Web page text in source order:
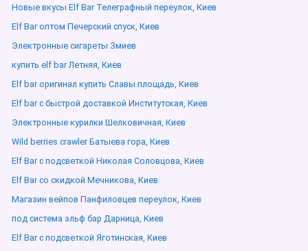
Новые вкусы Elf Bar Телеграфный переулок, Киев
Elf Bar оптом Печерский спуск, Киев
Электронные сигареты Змиев
купить elf bar Летняя, Киев
Elf bar оригинал купить Славы площадь, Киев
Elf bar с быстрой доставкой Институтская, Киев
Электронные курилки Шелковичная, Киев
Wild berries crawler Батыева гора, Киев
Elf Bar с подсветкой Николая Соловцова, Киев
Elf Bar со скидкой Мечникова, Киев
Магазин вейпов Панфиловцев переулок, Киев
под система эльф бар Дарница, Киев
Elf Bar с подсветкой Яготинская, Киев